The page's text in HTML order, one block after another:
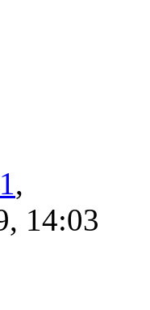
,
14:03